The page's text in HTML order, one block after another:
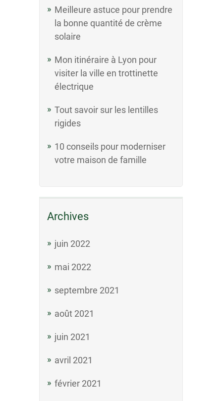
Meilleure astuce pour prendre
la bonne quantité de crème
solaire
Mon itinéraire à Lyon pour
visiter la ville en trottinette
électrique
Tout savoir sur les lentilles
rigides
10 conseils pour moderniser
votre maison de famille
Archives
juin 2022
mai 2022
septembre 2021
août 2021
juin 2021
avril 2021
février 2021